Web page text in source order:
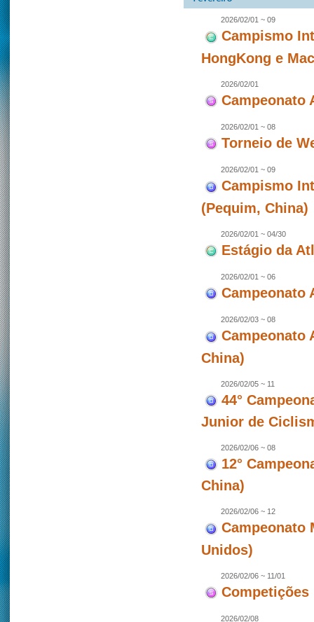
2026/02/01 ~ 09
Campismo
HongKong e
2026/02/01
Campeonato
2026/02/01 ~ 08
Torneio de
2026/02/01 ~ 09
Campismo
(Pequim, China)
2026/02/01 ~ 04/30
Estágio da
2026/02/01 ~ 06
Campeonato
2026/02/03 ~ 08
Campeonato
China)
2026/02/05 ~ 11
44°
Junior de
2026/02/06 ~ 08
12°
China)
2026/02/06 ~ 12
Campeonato
Unidos)
2026/02/06 ~ 11/01
Competições
2026/02/08